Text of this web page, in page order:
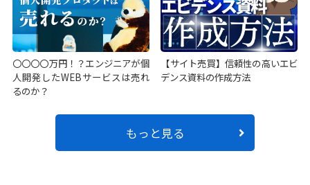
〇〇〇〇万円！？エンジニアが個
人開発したWEBサービスは売れ
るのか？
【サイト売買】信頼性の高いエビ
デンス資料の作成方法
もっと見る